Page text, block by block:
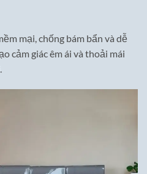
mại, chống bám bẩn và dễ
cảm giác êm ái và thoải mái